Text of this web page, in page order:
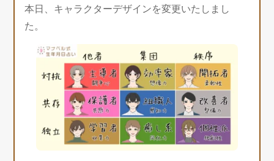
本日、キャラクターデザインを変更いたしまし
た。